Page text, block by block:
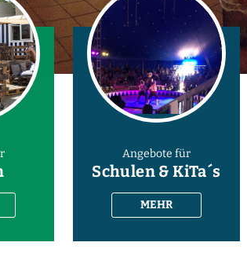
Angebote für
Schulen & KiTa´s
MEHR